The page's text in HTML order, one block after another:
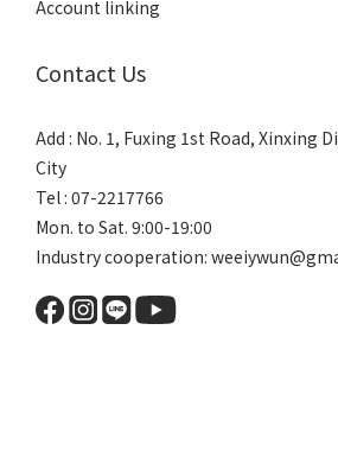
Account linking
Contact Us
Add : No. 1, Fuxing 1st Road, Xinxing
City
Tel : 07-2217766
Mon. to Sat. 9:00-19:00
Industry cooperation: